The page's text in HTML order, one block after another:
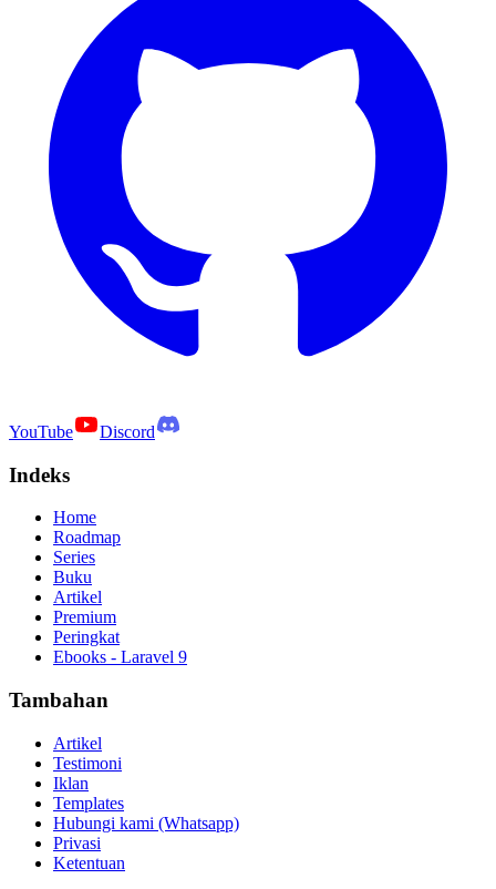
YouTube Discord
Indeks
Home
Roadmap
Series
Buku
Artikel
Premium
Peringkat
Ebooks - Laravel 9
Tambahan
Artikel
Testimoni
Iklan
Templates
Hubungi kami (Whatsapp)
Privasi
Ketentuan